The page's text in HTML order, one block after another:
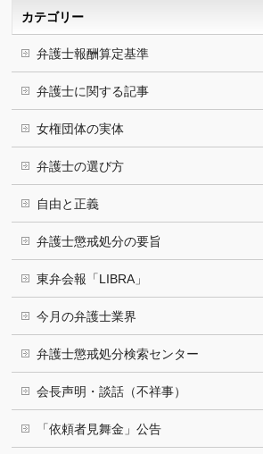
カテゴリー
弁護士報酬算定基準
弁護士に関する記事
女権団体の実体
弁護士の選び方
自由と正義
弁護士懲戒処分の要旨
東弁会報「LIBRA」
今月の弁護士業界
弁護士懲戒処分検索センター
会長声明・談話（不祥事）
「依頼者見舞金」公告